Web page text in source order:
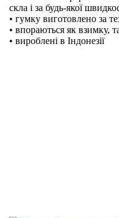
скла і за будь-якої
• гумку виготовлено за
• впораються як взимку,
• вироблені в Індонезії